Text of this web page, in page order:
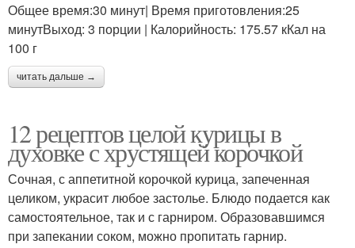
Общее время:30 минут| Время приготовления:25
минутВыход: 3 порции | Калорийность: 175.57 кКал на
100 г
читать дальше →
12 рецептов целой курицы в
духовке с хрустящей корочкой
Сочная, с аппетитной корочкой курица, запеченная
целиком, украсит любое застолье. Блюдо подается как
самостоятельное, так и с гарниром. Образовавшимся
при запекании соком, можно пропитать гарнир.